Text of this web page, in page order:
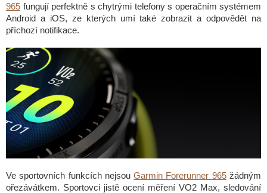
965 fungují perfektně s chytrými telefony s operačním systémem
Android a iOS, ze kterých umí také zobrazit a odpovědět na
příchozí notifikace.
Ve sportovních funkcích nejsouGarmin Forerunner 965žádným
ořezávátkem. Sportovci jistě ocení měření VO2 Max, sledování